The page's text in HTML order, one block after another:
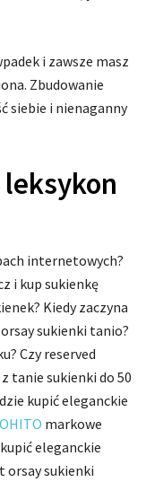
i zawsze masz
Zbudowanie
siebie i nienaganny
internetowych?
i kup sukienkę
Kiedy zaczyna
sukienki tanio?
Czy reserved
tanie sukienki do 50
kupić eleganckie
markowe
eleganckie
orsay sukienki